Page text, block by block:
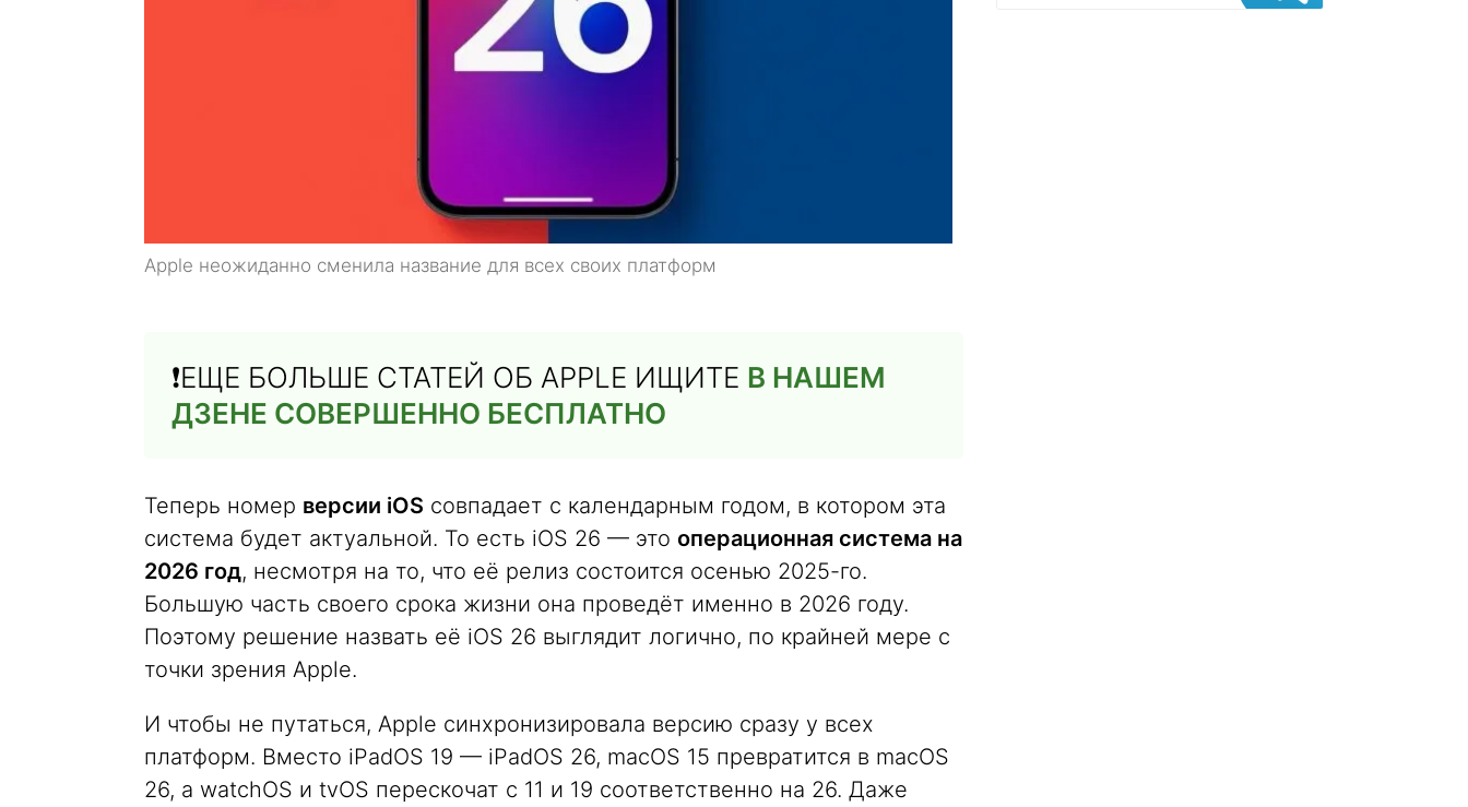
Apple неожиданно сменила название для всех своих платформ
❗️ЕЩЕ БОЛЬШЕ СТАТЕЙ ОБ APPLE ИЩИТЕ В НАШЕМ
ДЗЕНЕ СОВЕРШЕННО БЕСПЛАТНО
Теперь номер версии iOS совпадает с календарным годом, в котором эта
система будет актуальной. То есть iOS 26 — это операционная система на
2026 год, несмотря на то, что её релиз состоится осенью 2025-го.
Большую часть своего срока жизни она проведёт именно в 2026 году.
Поэтому решение назвать её iOS 26 выглядит логично, по крайней мере с
точки зрения Apple.
И чтобы не путаться, Apple синхронизировала версию сразу у всех
платформ. Вместо iPadOS 19 — iPadOS 26, macOS 15 превратится в macOS
26, а watchOS и tvOS перескочат с 11 и 19 соответственно на 26. Даже